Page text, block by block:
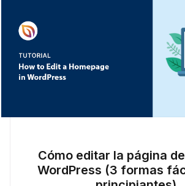
Cómo editar la página
WordPress (3 formas